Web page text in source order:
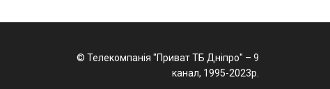
© Телекомпанія "Приват ТБ Дніпро" – 9
канал, 1995-2023р.